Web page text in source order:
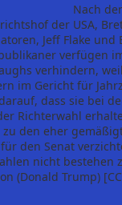
Nach
der USA,
Jeff Flake
verfügen
verhindern,
im Gericht für
dass sie bei
Richterwahl
den eher
den Senat
nicht bestehen
(Donald Trump) [CC